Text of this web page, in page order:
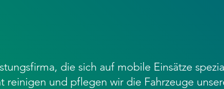
die sich auf mobile Einsätze
reinigen und pflegen wir die Fahrzeuge